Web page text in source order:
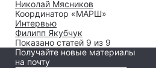
Николай Мясников
Координатор «МАРШ»
Интервью
Филипп Якубчук
Показано статей 9 из 9
Получайте новые материалы
на почту